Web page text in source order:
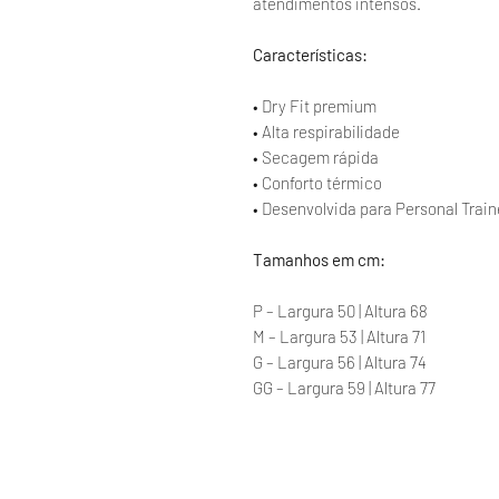
Características:
• Dry Fit premium
• Alta respirabilidade
• Secagem rápida
• Conforto térmico
• Desenvolvida para Personal
Tamanhos em cm:
P – Largura 50 | Altura 68
M – Largura 53 | Altura 71
G – Largura 56 | Altura 74
GG – Largura 59 | Altura 77